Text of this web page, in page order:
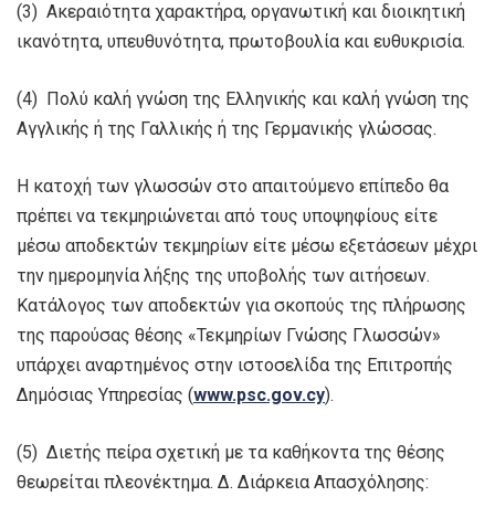
(3) Ακεραιότητα χαρακτήρα, οργανωτική και διοικητική
ικανότητα, υπευθυνότητα, πρωτοβουλία και ευθυκρισία.
(4) Πολύ καλή γνώση της Ελληνικής και καλή γνώση της
Αγγλικής ή της Γαλλικής ή της Γερμανικής γλώσσας.
Η κατοχή των γλωσσών στο απαιτούμενο επίπεδο θα
πρέπει να τεκμηριώνεται από τους υποψηφίους είτε
μέσω αποδεκτών τεκμηρίων είτε μέσω εξετάσεων μέχρι
την ημερομηνία λήξης της υποβολής των αιτήσεων.
Κατάλογος των αποδεκτών για σκοπούς της πλήρωσης
της παρούσας θέσης «Τεκμηρίων Γνώσης Γλωσσών»
υπάρχει αναρτημένος στην ιστοσελίδα της Επιτροπής
Δημόσιας Υπηρεσίας (www.psc.gov.cy).
(5) Διετής πείρα σχετική με τα καθήκοντα της θέσης
θεωρείται πλεονέκτημα. Δ. Διάρκεια Απασχόλησης: